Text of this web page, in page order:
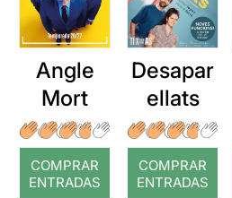
Angle
Mort
COMPRAR
ENTRADAS
Desapar
ellats
COMPRAR
ENTRADAS